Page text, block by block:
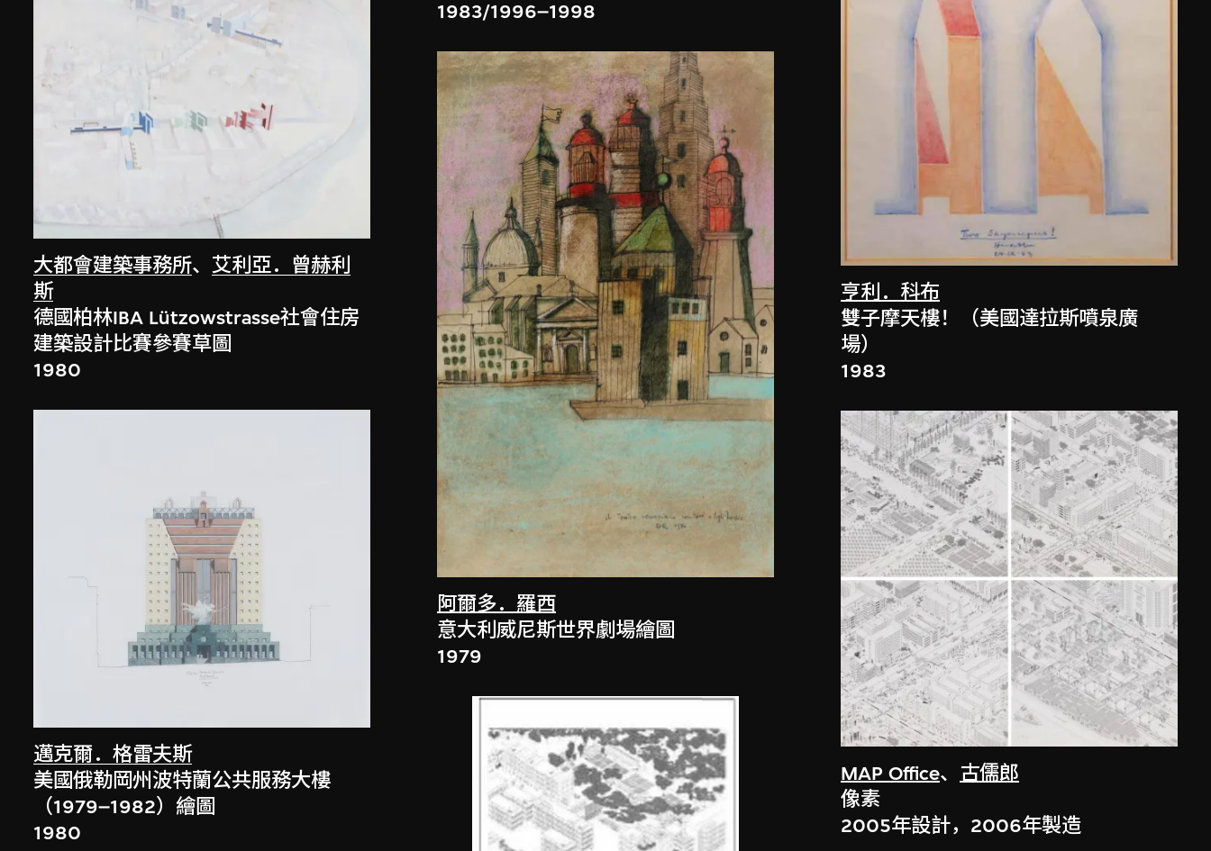
大都會建築事務所、艾利亞．曾赫利
斯
德國柏林IBA Lützowstrasse社會住房
建築設計比賽參賽草圖
1980
邁克爾．格雷夫斯
美國俄勒岡州波特蘭公共服務大樓
（1979–1982）繪圖
1980
1983/1996–1998
阿爾多．羅西
意大利威尼斯世界劇場繪圖
1979
亨利．科布
雙子摩天樓！（美國達拉斯噴泉廣
場）
1983
MAP Office、 古儒郎
像素
2005年設計，2006年製造